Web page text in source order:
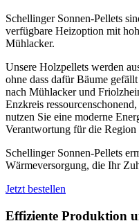
Schellinger Sonnen-Pellets
verfügbare Heizoption mit
Mühlacker.
Unsere Holzpellets werden
ohne dass dafür Bäume
nach Mühlacker und
Enzkreis
nutzen Sie eine moderne
Verantwortung für die Region
Schellinger Sonnen-Pellets
Wärmeversorgung, die Ihr
Jetzt bestellen
Effiziente Produktion